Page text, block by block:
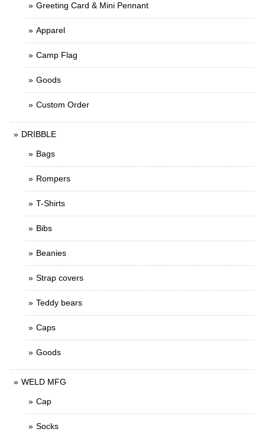
Greeting Card & Mini Pennant
Apparel
Camp Flag
Goods
Custom Order
DRIBBLE
Bags
Rompers
T-Shirts
Bibs
Beanies
Strap covers
Teddy bears
Caps
Goods
WELD MFG
Cap
Socks